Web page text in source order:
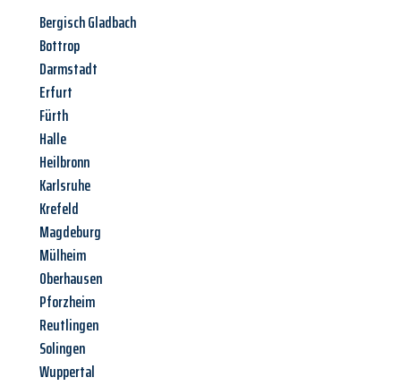
Bergisch Gladbach
Bottrop
Darmstadt
Erfurt
Fürth
Halle
Heilbronn
Karlsruhe
Krefeld
Magdeburg
Mülheim
Oberhausen
Pforzheim
Reutlingen
Solingen
Wuppertal